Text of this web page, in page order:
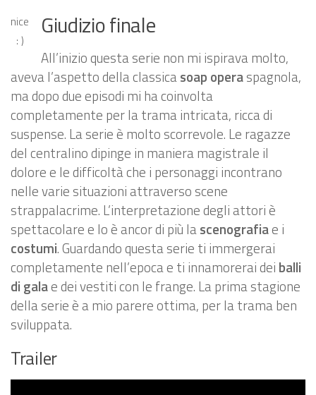
nice
: )
Giudizio finale
All’inizio questa serie non mi ispirava molto,
aveva l’aspetto della classicasoap operaspagnola,
ma dopo due episodi mi ha coinvolta
completamente per la trama intricata, ricca di
suspense. La serie è molto scorrevole. Le ragazze
del centralino dipinge in maniera magistrale il
dolore e le difficoltà che i personaggi incontrano
nelle varie situazioni attraverso scene
strappalacrime. L’interpretazione degli attori è
spettacolare e lo è ancor di più lascenografiae i
costumi. Guardando questa serie ti immergerai
completamente nell’epoca e ti innamorerai dei balli
di galae dei vestiti con le frange. La prima stagione
della serie è a mio parere ottima, per la trama ben
sviluppata.
Trailer